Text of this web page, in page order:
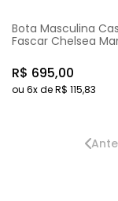
Bota Masculina
Fascar Chelsea
R$ 695,00
ou 6x deR$ 115,83